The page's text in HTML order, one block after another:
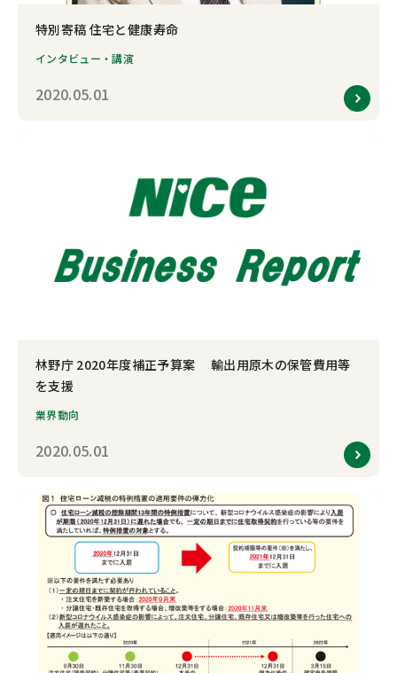
特別寄稿 住宅と健康寿命
インタビュー・講演
2020.05.01
林野庁 2020年度補正予算案 輸出用原木の保管費用等
を支援
業界動向
2020.05.01